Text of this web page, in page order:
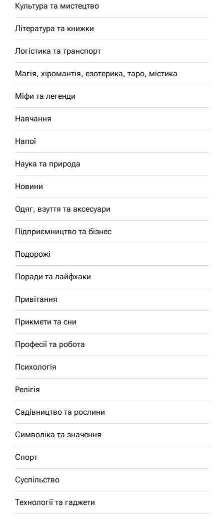
Культура та мистецтво
Література та книжки
Логістика та транспорт
Магія, хіромантія, езотерика, таро, містика
Міфи та легенди
Навчання
Напої
Наука та природа
Новини
Одяг, взуття та аксесуари
Підприємництво та бізнес
Подорожі
Поради та лайфхаки
Привітання
Прикмети та сни
Професії та робота
Психологія
Релігія
Садівництво та рослини
Символіка та значення
Спорт
Суспільство
Технології та гаджети